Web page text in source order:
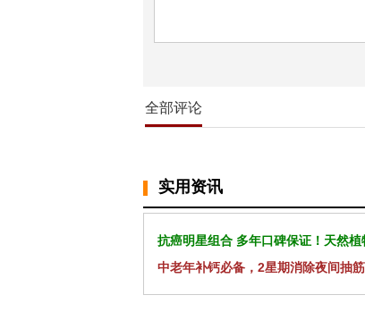
全部评论
实用资讯
抗癌明星组合 多年口碑保证！天然
中老年补钙必备，2星期消除夜间抽